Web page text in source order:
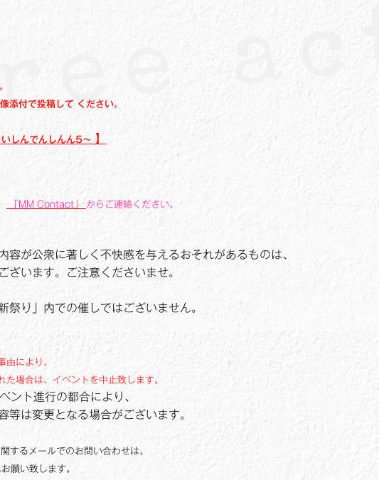
添付で投稿して ください。
しんでんしんん5～ 】
「MM Contact」 からご連絡ください。
容が公衆に著しく不快感を与えるおそれがあるものは、
ざいます。ご注意くださいませ。
祭り」内での催しではございません。
由により、
た場合は、イベントを中止致します。
ント進行の都合により、
等は変更となる場合がございます。
するメールでのお問い合わせは、
願い致します。